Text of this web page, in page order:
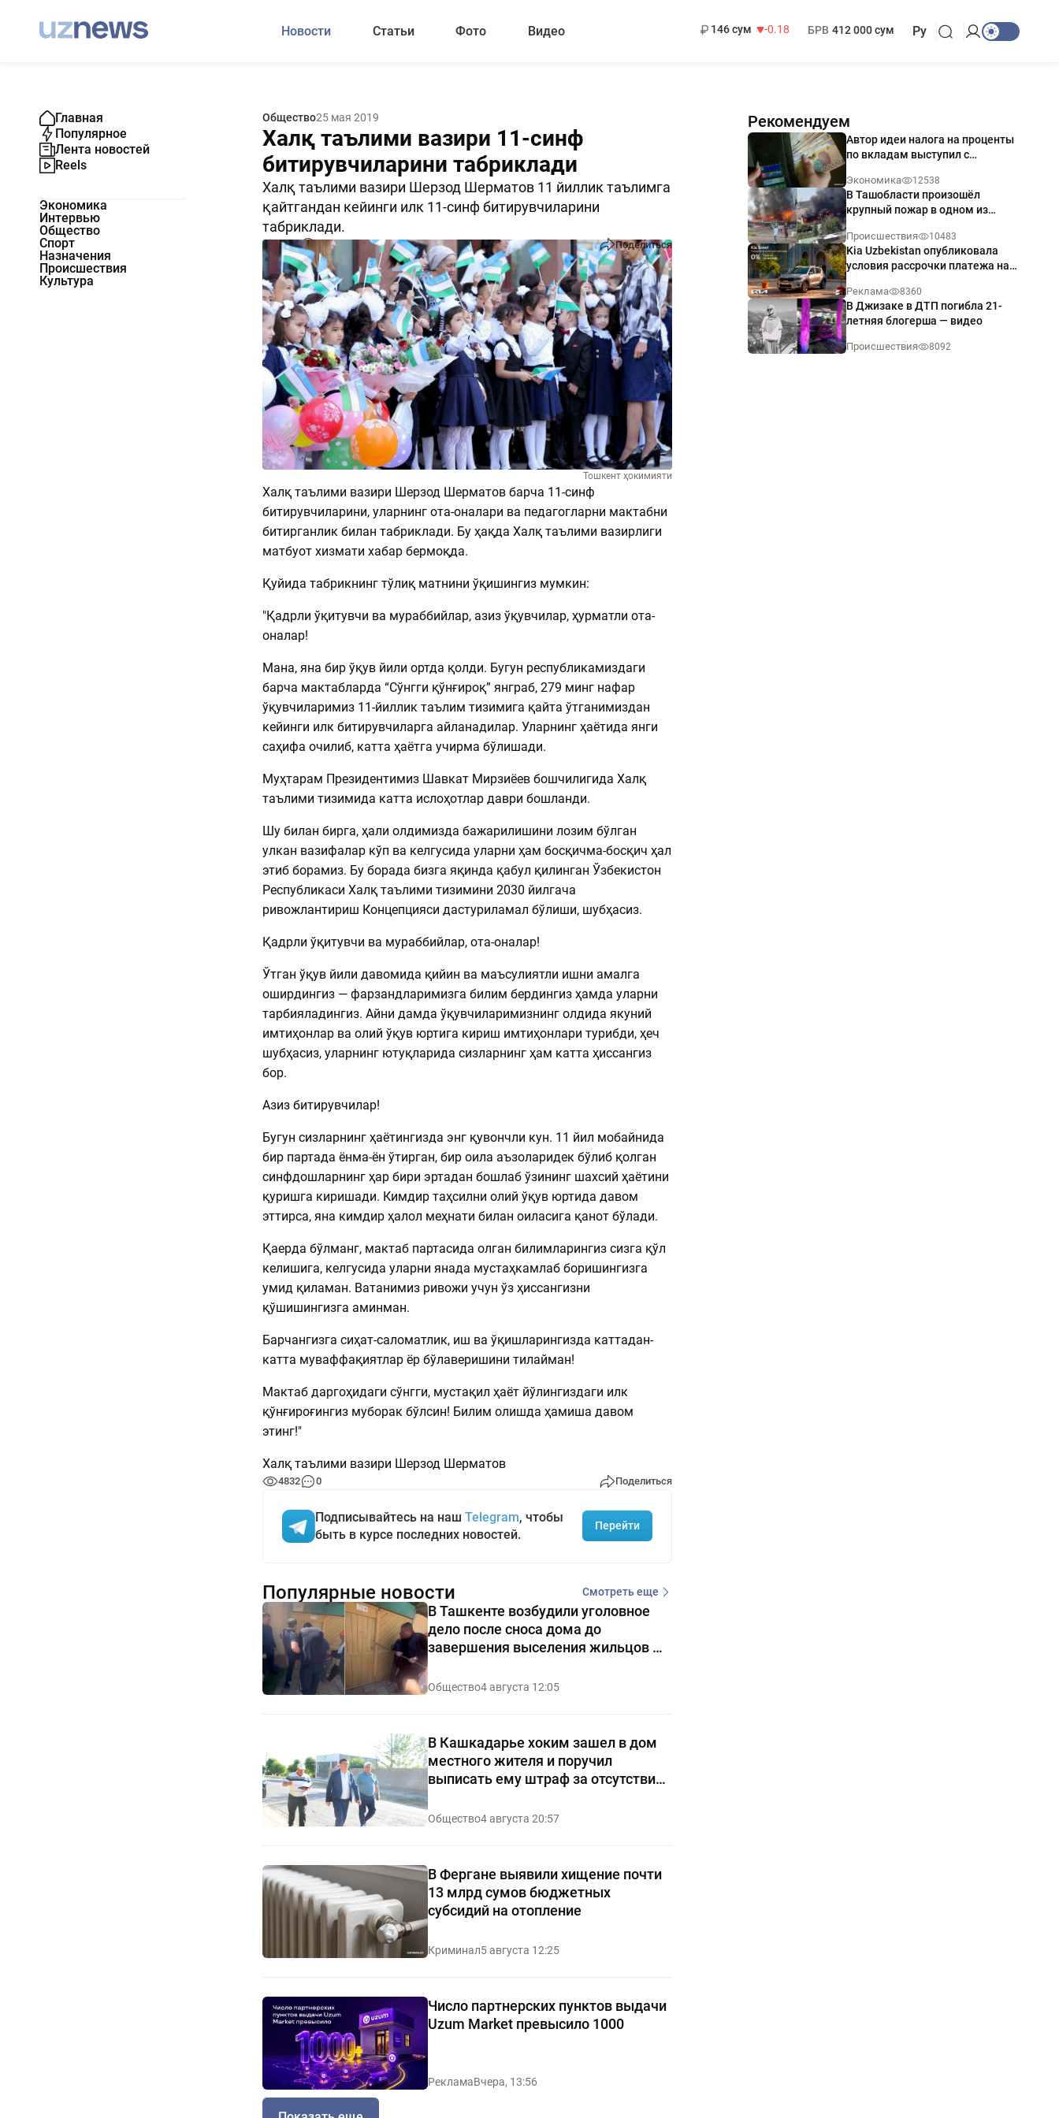
Новости Статьи Фото Видео
146 сум
-0.18
БРВ 412 000 сум Ру
Главная
Популярное
Лента новостей
Reels
Экономика
Интервью
Общество
Спорт
Назначения
Происшествия
Культура
Общество25 мая 2019
Халқ таълими вазири 11-синф
битирувчиларини табриклади
Халқ таълими вазири Шерзод Шерматов 11 йиллик таълимга
қайтгандан кейинги илк 11-синф битирувчиларини
табриклади.
4832 Поделиться
Тошкент ҳокимияти
Халқ таълими вазири Шерзод Шерматов барча 11-синф
битирувчиларини, уларнинг ота-оналари ва педагогларни мактабни
битирганлик билан табриклади. Бу ҳақда Халқ таълими вазирлиги
матбуот хизмати хабар бермоқда.
Қуйида табрикнинг тўлиқ матнини ўқишингиз мумкин:
"Қадрли ўқитувчи ва мураббийлар, азиз ўқувчилар, ҳурматли ота-
оналар!
Мана, яна бир ўқув йили ортда қолди. Бугун республикамиздаги
барча мактабларда “Сўнгги қўнғироқ” янграб, 279 минг нафар
ўқувчиларимиз 11-йиллик таълим тизимига қайта ўтганимиздан
кейинги илк битирувчиларга айланадилар. Уларнинг ҳаётида янги
саҳифа очилиб, катта ҳаётга учирма бўлишади.
Муҳтарам Президентимиз Шавкат Мирзиёев бошчилигида Халқ
таълими тизимида катта ислоҳотлар даври бошланди.
Шу билан бирга, ҳали олдимизда бажарилишини лозим бўлган
улкан вазифалар кўп ва келгусида уларни ҳам босқичма-босқич ҳал
этиб борамиз. Бу борада бизга яқинда қабул қилинган Ўзбекистон
Республикаси Халқ таълими тизимини 2030 йилгача
ривожлантириш Концепцияси дастуриламал бўлиши, шубҳасиз.
Қадрли ўқитувчи ва мураббийлар, ота-оналар!
Ўтган ўқув йили давомида қийин ва маъсулиятли ишни амалга
оширдингиз — фарзандларимизга билим бердингиз ҳамда уларни
тарбияладингиз. Айни дамда ўқувчиларимизнинг олдида якуний
имтиҳонлар ва олий ўқув юртига кириш имтиҳонлари турибди, ҳеч
шубҳасиз, уларнинг ютуқларида сизларнинг ҳам катта ҳиссангиз
бор.
Азиз битирувчилар!
Бугун сизларнинг ҳаётингизда энг қувончли кун. 11 йил мобайнида
бир партада ёнма-ён ўтирган, бир оила аъзоларидек бўлиб қолган
синфдошларнинг ҳар бири эртадан бошлаб ўзининг шахсий ҳаётини
қуришга киришади. Кимдир таҳсилни олий ўқув юртида давом
эттирса, яна кимдир ҳалол меҳнати билан оиласига қанот бўлади.
Қаерда бўлманг, мактаб партасида олган билимларингиз сизга қўл
келишига, келгусида уларни янада мустаҳкамлаб боришингизга
умид қиламан. Ватанимиз ривожи учун ўз ҳиссангизни
қўшишингизга аминман.
Барчангизга сиҳат-саломатлик, иш ва ўқишларингизда каттадан-
катта муваффақиятлар ёр бўлаверишини тилайман!
Мактаб даргоҳидаги сўнгги, мустақил ҳаёт йўлингиздаги илк
қўнғироғингиз муборак бўлсин! Билим олишда ҳамиша давом
этинг!"
Халқ таълими вазири Шерзод Шерматов
4832 0 Поделиться
Подписывайтесь на наш Telegram, чтобы
быть в курсе последних новостей.
Перейти
Рекомендуем
Автор идеи налога на проценты
по вкладам выступил с
Экономика 12538
В Ташобласти произошёл
крупный пожар в одном из
Происшествия 10483
Kia Uzbekistan опубликовала
условия рассрочки платежа на
годовых
Реклама 8360
В Джизаке в ДТП погибла 21-
летняя блогерша — видео
Происшествия 8092
Популярные новости Смотреть еще
В Ташкенте возбудили уголовное
дело после сноса дома до
завершения выселения жильцов —
видео
Общество4 августа 12:05
В Кашкадарье хоким зашел в дом
местного жителя и поручил
выписать ему штраф за отсутствие
чистоты — видео
Общество4 августа 20:57
В Фергане выявили хищение почти
13 млрд сумов бюджетных
субсидий на отопление
Криминал5 августа 12:25
Число партнерских пунктов выдачи
Uzum Market превысило 1000
РекламаВчера, 13:56